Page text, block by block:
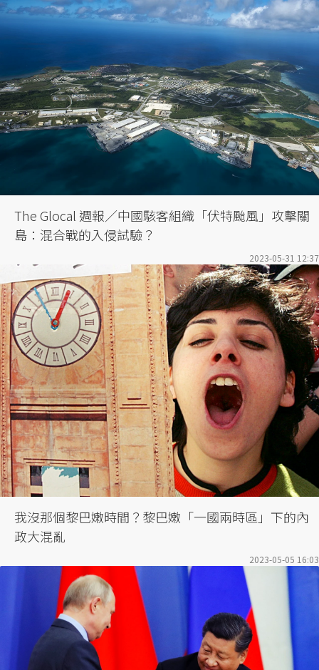
The Glocal 週報／中國駭客組織「伏特颱風」攻擊關
島：混合戰的入侵試驗？
2023-05-31 12:37
我沒那個黎巴嫩時間？黎巴嫩「一國兩時區」下的內
政大混亂
2023-05-05 16:03